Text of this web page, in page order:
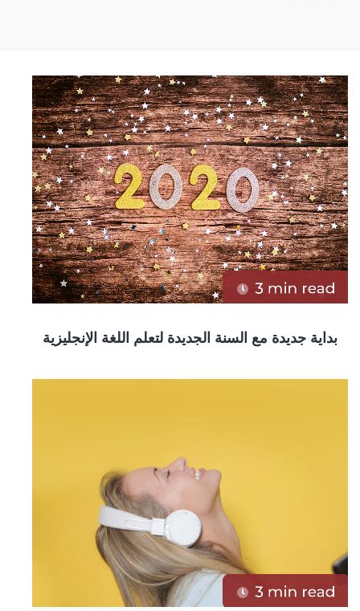
بداية جديدة مع السنة الجديدة لتعلم اللغة الإنجليزية